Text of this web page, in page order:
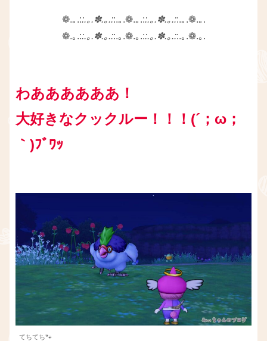
❁.｡.::.｡.✽.｡.::.｡.❁.｡.::.｡.✽.｡.::.｡.❁.｡.
❁.｡.::.｡.✽.｡.::.｡.❁.｡.::.｡.✽.｡.::.｡.❁.｡.
わああああああ！
大好きなクックルー！！！(´；ω；
｀)ﾌﾞﾜｯ
てちてち🐾